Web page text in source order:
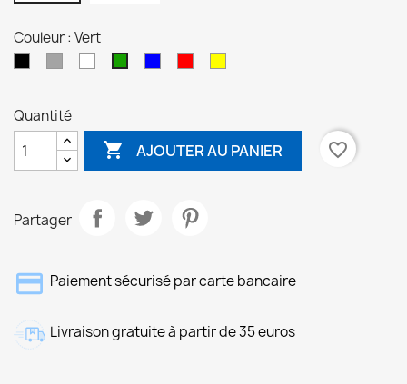
Couleur : Vert
Quantité
 AJOUTER AU PANIER favorite_border
Partager
Paiement sécurisé par carte bancaire
Livraison gratuite à partir de 35 euros